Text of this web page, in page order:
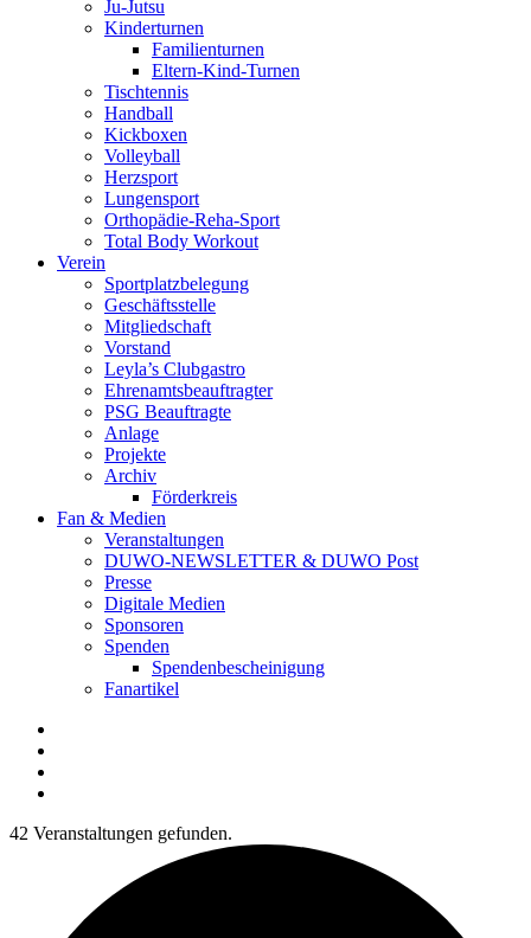
Ju-Jutsu
Kinderturnen
Familienturnen
Eltern-Kind-Turnen
Tischtennis
Handball
Kickboxen
Volleyball
Herzsport
Lungensport
Orthopädie-Reha-Sport
Total Body Workout
Verein
Sportplatzbelegung
Geschäftsstelle
Mitgliedschaft
Vorstand
Leyla’s Clubgastro
Ehrenamtsbeauftragter
PSG Beauftragte
Anlage
Projekte
Archiv
Förderkreis
Fan & Medien
Veranstaltungen
DUWO-NEWSLETTER & DUWO Post
Presse
Digitale Medien
Sponsoren
Spenden
Spendenbescheinigung
Fanartikel
42 Veranstaltungen gefunden.